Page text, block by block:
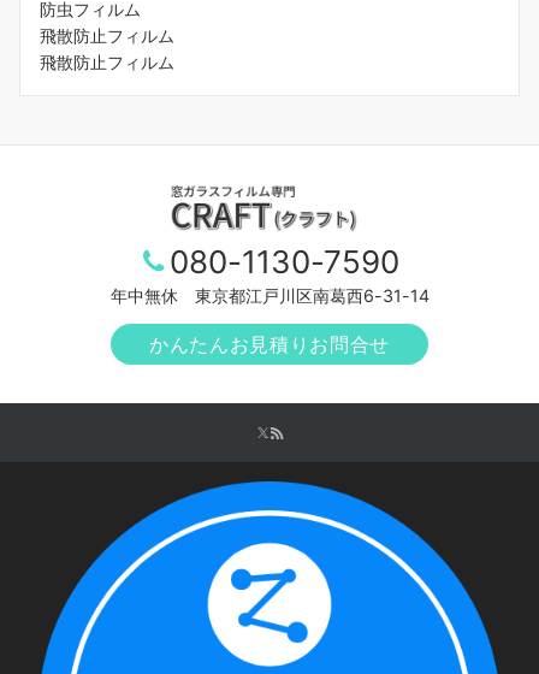
防虫フィルム
飛散防止フィルム
飛散防止フィルム
080-1130-7590
年中無休 東京都江戸川区南葛西6-31-14
かんたんお見積りお問合せ